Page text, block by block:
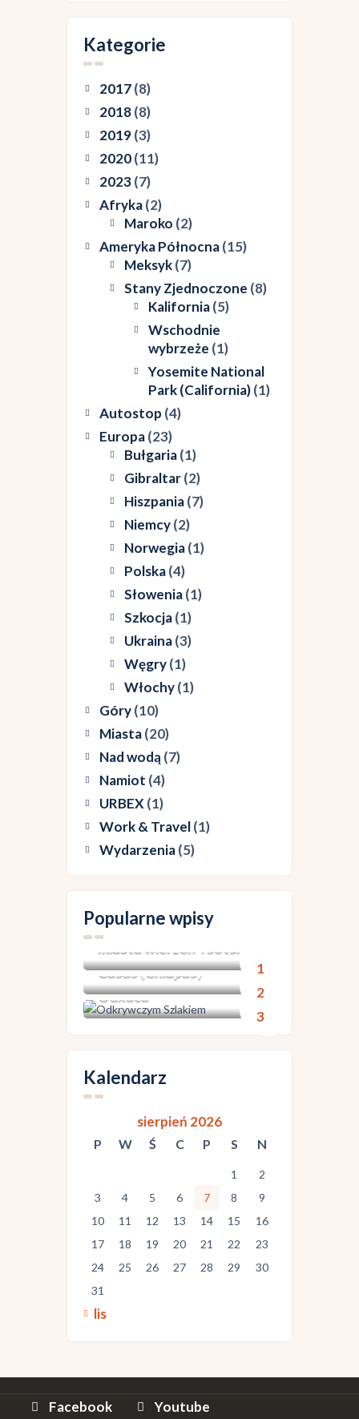
Kategorie
2017(8)
2018(8)
2019(3)
2020(11)
2023(7)
Afryka(2)
Maroko (2)
Ameryka Północna(15)
Meksyk(7)
Stany Zjednoczone (8)
Kalifornia(5)
Wschodnie
wybrzeże (1)
Yosemite National
Park (California)(1)
Autostop (4)
Europa(23)
Bułgaria(1)
Gibraltar(2)
Hiszpania(7)
Niemcy(2)
Norwegia(1)
Polska(4)
Słowenia(1)
Szkocja(1)
Ukraina(3)
Węgry(1)
Włochy(1)
Góry(10)
Miasta(20)
Nad wodą (7)
Namiot (4)
URBEX (1)
Work & Travel(1)
Wydarzenia(5)
Popularne wpisy
Meksyk: San Juan
Chamula i Zinancantán –
Meksyk: Dia de Muertos
+ San Cristobal de las
Casas (Chiapas)
Meksyk: Puerto
Escondido & Zipolite &
Mazunte – wybrzeże
Oaxaca
Kalendarz
sierpień 2026
P W Ś C P S N
1
2
3
4 5 6 7 8
9
10
11 12 13 14 15
16
17
18 19 20 21 22
23
24
25 26 27 28 29
30
31
« lis
Facebook Youtube